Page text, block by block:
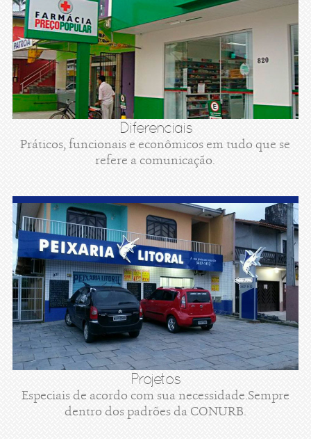
Diferenciais
Práticos, funcionais e econômicos em tudo que se
refere a comunicação.
Projetos
Especiais de acordo com sua necessidade.Sempre
dentro dos padrões da CONURB.